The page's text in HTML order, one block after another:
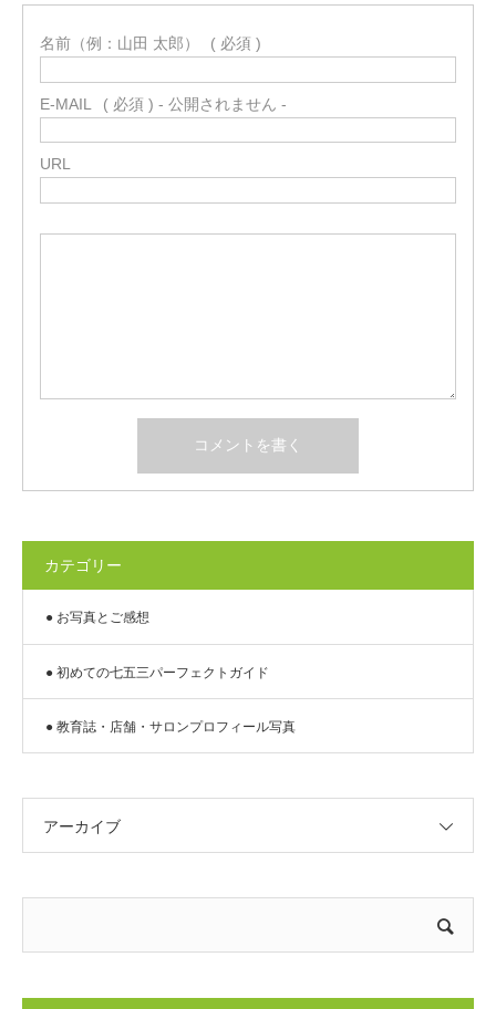
名前（例：山田 太郎） ( 必須 )
E-MAIL ( 必須 ) - 公開されません -
URL
カテゴリー
● お写真とご感想
● 初めての七五三パーフェクトガイド
● 教育誌・店舗・サロンプロフィール写真
アーカイブ